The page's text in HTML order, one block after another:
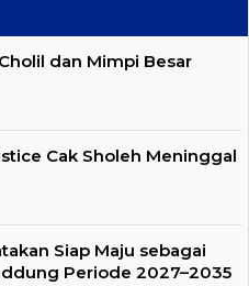
dan Mimpi Besar
Cak Sholeh Meninggal
Siap Maju sebagai
Periode 2027–2035